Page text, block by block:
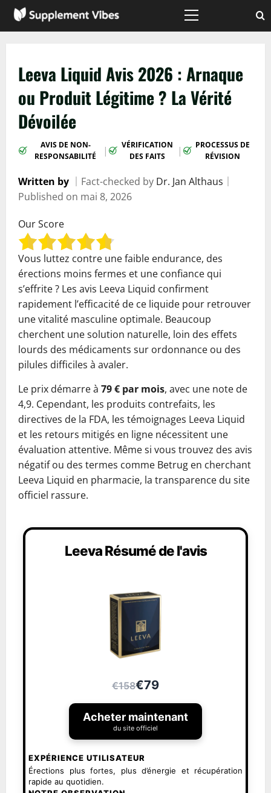
Passer
Menu
Leeva Liquid Avis 2026 : Arnaque
ou Produit Légitime ? La Vérité
Dévoilée
AVIS DE NON-
RESPONSABILITÉ
|
VÉRIFICATION
DES FAITS
|
PROCESSUS DE
RÉVISION
Written by Fact-checked by Dr. Jan Althaus
Published on mai 8, 2026
Our Score
Vous luttez contre une faible endurance, des
érections moins fermes et une confiance qui
s’effrite ? Les avis Leeva Liquid confirment
rapidement l’efficacité de ce liquide pour retrouver
une vitalité masculine optimale. Beaucoup
cherchent une solution naturelle, loin des effets
lourds des médicaments sur ordonnance ou des
pilules difficiles à avaler.
Le prix démarre à 79 € par mois, avec une note de
4,9. Cependant, les produits contrefaits, les
directives de la FDA, les témoignages Leeva Liquid
et les retours mitigés en ligne nécessitent une
évaluation attentive. Même si vous trouvez des avis
négatif ou des termes comme Betrug en cherchant
Leeva Liquid en pharmacie, la transparence du site
officiel rassure.
Leeva Résumé de l'avis
€158€79
Acheter maintenant
du site officiel
EXPÉRIENCE UTILISATEUR
Érections plus fortes, plus d’énergie et récupération
rapide au quotidien.